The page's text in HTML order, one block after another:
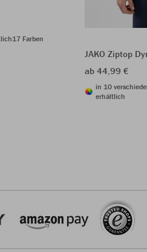
17 Farben
JAKO Ziptop
ab 44,99 €
in 10
erhältlich